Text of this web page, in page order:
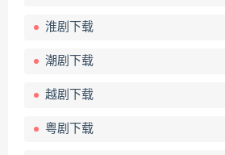
淮剧下载
潮剧下载
越剧下载
粤剧下载